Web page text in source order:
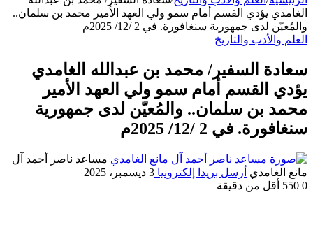
الغامدي يؤدي القسم أمام سمو ولي العهد الأمير محمد بن سلمان..
والمُعيّن لدى جمهورية سنغافورة. في 2 /12/ 2025م
العلم والأدب والتاريخ
سعادة السفير/ محمد بن عبدالله الغامدي
يؤدي القسم أمام سمو ولي العهد الأمير
محمد بن سلمان.. والمُعيّن لدى جمهورية
سنغافورة. في 2 /12/ 2025م
مساعد ناصر أحمد آل
مانع الغامدي أرسل بريدا إلكترونيا 3 ديسمبر، 2025
0
أقل من دقيقة